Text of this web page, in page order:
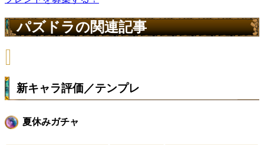
パズドラの関連記事
新キャラ評価／テンプレ
夏休みガチャ